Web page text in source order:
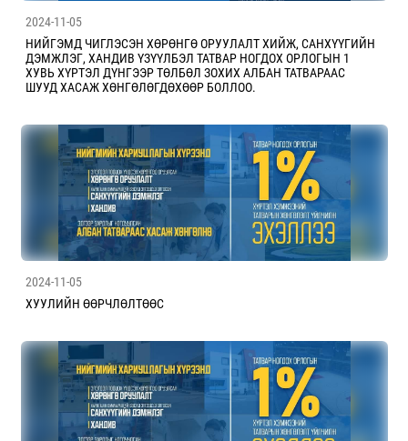
2024-11-05
НИЙГЭМД ЧИГЛЭСЭН ХӨРӨНГӨ ОРУУЛАЛТ ХИЙЖ, САНХҮҮГИЙН
ДЭМЖЛЭГ, ХАНДИВ ҮЗҮҮЛБЭЛ ТАТВАР НОГДОХ ОРЛОГЫН 1
ХУВЬ ХҮРТЭЛ ДҮНГЭЭР ТӨЛБӨЛ ЗОХИХ АЛБАН ТАТВАРААС
ШУУД ХАСАЖ ХӨНГӨЛӨГДӨХӨӨР БОЛЛОО.
2024-11-05
ХУУЛИЙН ӨӨРЧЛӨЛТӨӨС